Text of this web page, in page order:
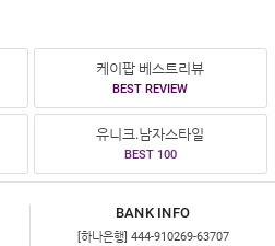
케이팝 베스트리뷰
BEST REVIEW
유니크.남자스타일
BEST 100
BANK INFO
[하나은행] 444-910269-63707